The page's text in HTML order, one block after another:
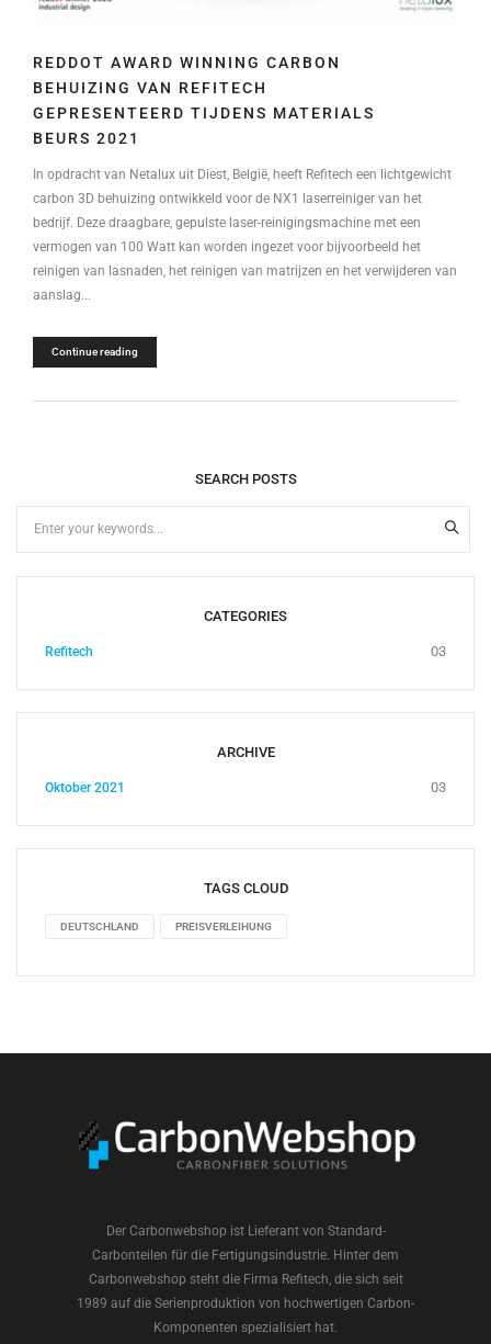
REDDOT AWARD WINNING CARBON
BEHUIZING VAN REFITECH
GEPRESENTEERD TIJDENS MATERIALS
BEURS 2021
In opdracht van Netalux uit Diest, België, heeft Refitech een lichtgewicht
carbon 3D behuizing ontwikkeld voor de NX1 laserreiniger van het
bedrijf. Deze draagbare, gepulste laser-reinigingsmachine met een
vermogen van 100 Watt kan worden ingezet voor bijvoorbeeld het
reinigen van lasnaden, het reinigen van matrijzen en het verwijderen van
aanslag...
Continue reading
SEARCH POSTS
CATEGORIES
Refitech 03
ARCHIVE
Oktober 2021 03
TAGS CLOUD
DEUTSCHLAND PREISVERLEIHUNG
Der Carbonwebshop ist Lieferant von Standard-
Carbonteilen für die Fertigungsindustrie. Hinter dem
Carbonwebshop steht die Firma Refitech, die sich seit
1989 auf die Serienproduktion von hochwertigen Carbon-
Komponenten spezialisiert hat.